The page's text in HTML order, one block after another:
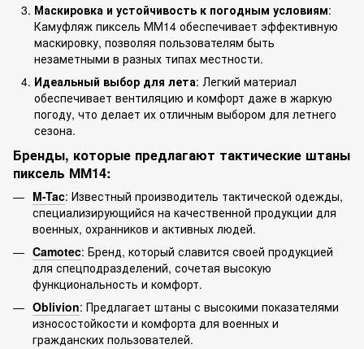
Маскировка и устойчивость к погодным условиям:
Камуфляж пиксель ММ14 обеспечивает эффективную
маскировку, позволяя пользователям быть
незаметными в разных типах местности.
Идеальный выбор для лета: Легкий материал
обеспечивает вентиляцию и комфорт даже в жаркую
погоду, что делает их отличным выбором для летнего
сезона.
Бренды, которые предлагают тактические штаны
пиксель ММ14:
M-Tac: Известный производитель тактической одежды,
специализирующийся на качественной продукции для
военных, охранников и активных людей.
Camotec: Бренд, который славится своей продукцией
для спецподразделений, сочетая высокую
функциональность и комфорт.
Oblivion: Предлагает штаны с высокими показателями
износостойкости и комфорта для военных и
гражданских пользователей.